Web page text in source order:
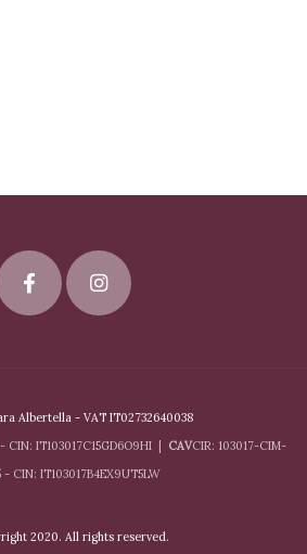
Albertella - VAT IT02732640038
IT103017C15GD6O9HI | CAVCIR: 103017-CIM-
- CIN: IT103017B4EX9UT5LW
2020. All rights reserved.